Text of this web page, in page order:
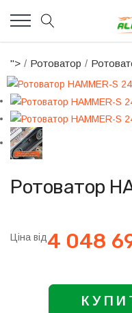
"> Ротоватор
Ротоватор
Ціна від4 048